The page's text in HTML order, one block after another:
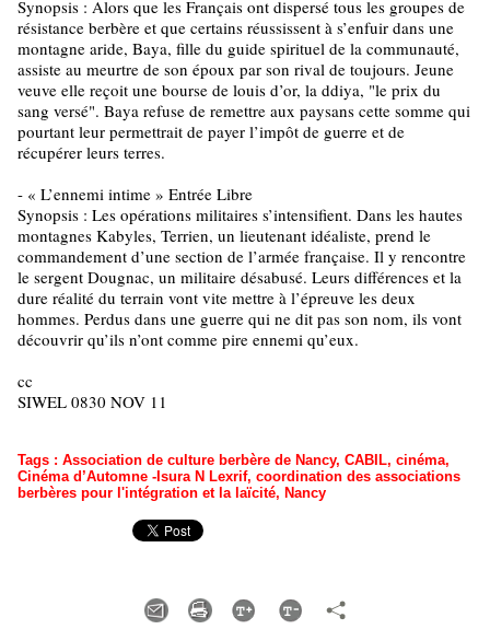
Synopsis : Alors que les Français ont dispersé tous les groupes de
résistance berbère et que certains réussissent à s’enfuir dans une
montagne aride, Baya, fille du guide spirituel de la communauté,
assiste au meurtre de son époux par son rival de toujours. Jeune
veuve elle reçoit une bourse de louis d’or, la ddiya, "le prix du
sang versé". Baya refuse de remettre aux paysans cette somme qui
pourtant leur permettrait de payer l’impôt de guerre et de
récupérer leurs terres.
- « L’ennemi intime » Entrée Libre
Synopsis : Les opérations militaires s’intensifient. Dans les hautes
montagnes Kabyles, Terrien, un lieutenant idéaliste, prend le
commandement d’une section de l’armée française. Il y rencontre
le sergent Dougnac, un militaire désabusé. Leurs différences et la
dure réalité du terrain vont vite mettre à l’épreuve les deux
hommes. Perdus dans une guerre qui ne dit pas son nom, ils vont
découvrir qu’ils n’ont comme pire ennemi qu’eux.
cc
SIWEL 0830 NOV 11
Tags : Association de culture berbère de Nancy, CABIL, cinéma,
Cinéma d’Automne -Isura N Lexrif, coordination des associations
berbères pour l'intégration et la laïcité, Nancy